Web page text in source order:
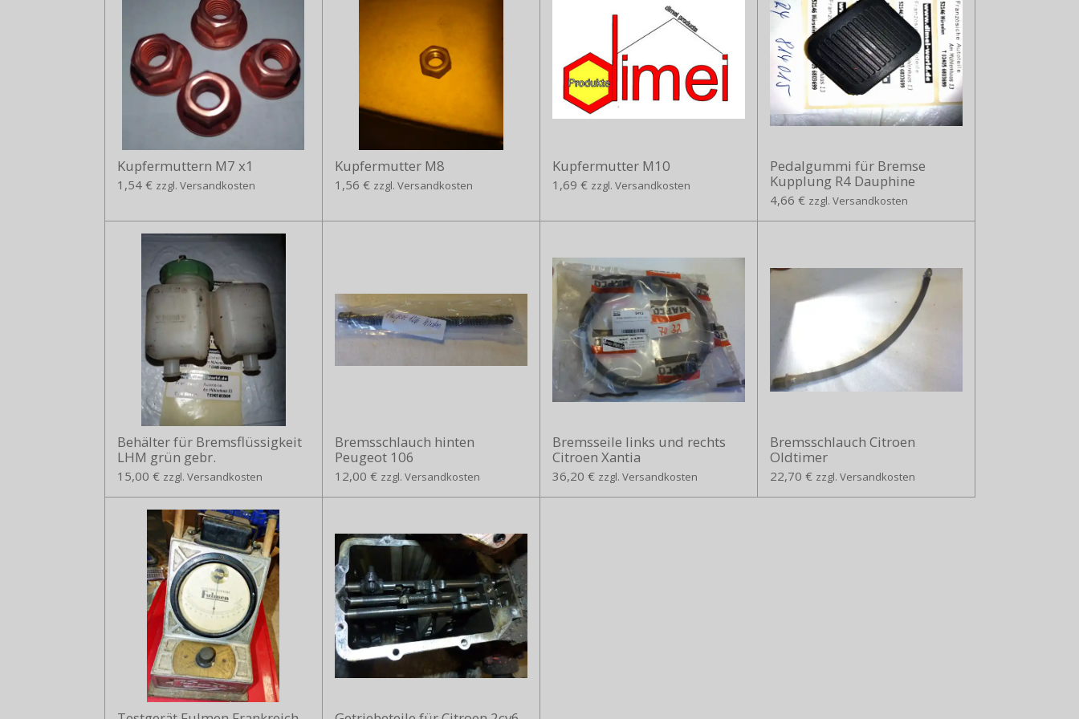
Kupfermuttern M7 x1
1,54 € zzgl. Versandkosten
Kupfermutter M8
1,56 € zzgl. Versandkosten
Kupfermutter M10
1,69 € zzgl. Versandkosten
Pedalgummi für Bremse
Kupplung R4 Dauphine
4,66 € zzgl. Versandkosten
Behälter für Bremsflüssigkeit
LHM grün gebr.
15,00 € zzgl. Versandkosten
Bremsschlauch hinten
Peugeot 106
12,00 € zzgl. Versandkosten
Bremsseile links und rechts
Citroen Xantia
36,20 € zzgl. Versandkosten
Bremsschlauch Citroen
Oldtimer
22,70 € zzgl. Versandkosten